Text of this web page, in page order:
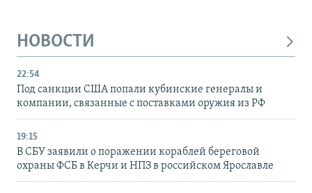
НОВОСТИ
22:54
Под санкции США попали кубинские генералы и
компании, связанные с поставками оружия из РФ
19:15
В СБУ заявили о поражении кораблей береговой
охраны ФСБ в Керчи и НПЗ в российском Ярославле